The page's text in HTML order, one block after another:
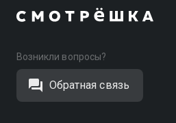
Возникли вопросы?
Обратная связь